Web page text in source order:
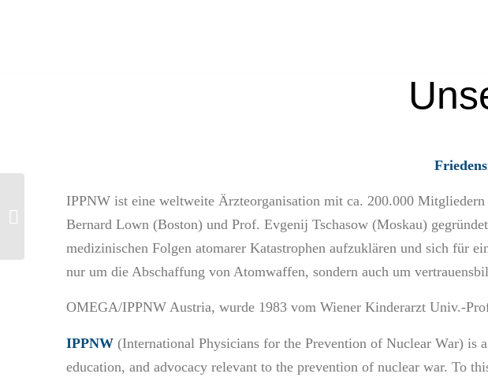
IPPNW ist eine weltweite Ärzteorganisation mit ca. 200.000
Bernard Lown (Boston) und Prof. Evgenij Tschasow (Moskau)
medizinischen Folgen atomarer Katastrophen aufzuklären und sich für
nur um die Abschaffung von Atomwaffen, sondern auch um
OMEGA/IPPNW Austria, wurde 1983 vom Wiener Kinderarzt Univ.-
IPPNW(International Physicians for the Prevention of Nuclear War) is
education, and advocacy relevant to the prevention of nuclear war. To
Impressionen der
Friedensradtour von
Hiroshima nach